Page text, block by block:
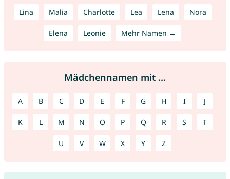
Lina Malia Charlotte Lea Lena Nora
Elena Leonie Mehr Namen →
Mädchennamen mit ...
A B C D E F G H I J
K L M N O P Q R S T
U V W X Y Z